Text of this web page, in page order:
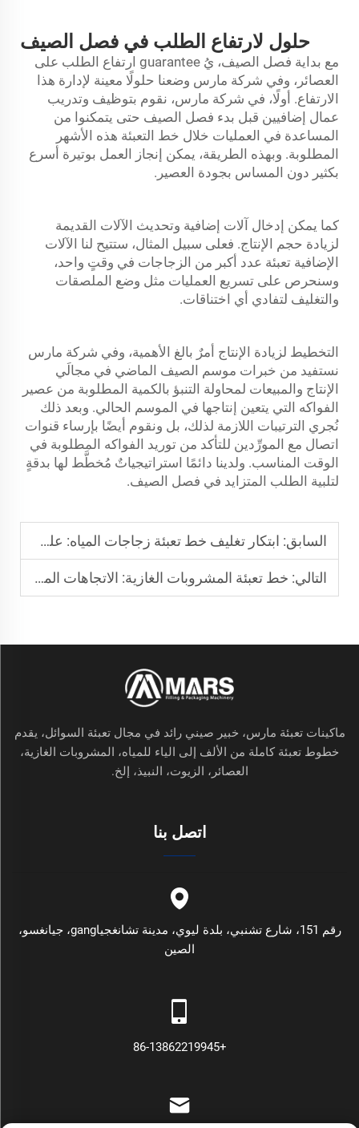
حلول لارتفاع الطلب في فصل الصيف
مع بداية فصل الصيف، يُ guarantee ارتفاع الطلب على
العصائر، وفي شركة مارس وضعنا حلولًا معينة لإدارة هذا
الارتفاع. أولًا، في شركة مارس، نقوم بتوظيف وتدريب
عمال إضافيين قبل بدء فصل الصيف حتى يتمكنوا من
المساعدة في العمليات خلال خط التعبئة هذه الأشهر
المطلوبة. وبهذه الطريقة، يمكن إنجاز العمل بوتيرة أسرع
بكثير دون المساس بجودة العصير.
كما يمكن إدخال آلات إضافية وتحديث الآلات القديمة
لزيادة حجم الإنتاج. فعلى سبيل المثال، ستتيح لنا الآلات
الإضافية تعبئة عدد أكبر من الزجاجات في وقتٍ واحد،
وسنحرص على تسريع العمليات مثل وضع الملصقات
والتغليف لتفادي أي اختناقات.
التخطيط لزيادة الإنتاج أمرٌ بالغ الأهمية، وفي شركة مارس
نستفيد من خبرات موسم الصيف الماضي في مجالَي
الإنتاج والمبيعات لمحاولة التنبؤ بالكمية المطلوبة من عصير
الفواكه التي يتعين إنتاجها في الموسم الحالي. وبعد ذلك
نُجري الترتيبات اللازمة لذلك، بل ونقوم أيضًا بإرساء قنوات
اتصال مع المورِّدين للتأكد من توريد الفواكه المطلوبة في
الوقت المناسب. ولدينا دائمًا استراتيجياتٌ مُخطَّط لها بدقةٍ
لتلبية الطلب المتزايد في فصل الصيف.
السابق: ابتكار تغليف خط تعبئة زجاجات المياه: علب صديقة للبيئة بدلًا من الأغلفة البلاستيكية
التالي: خط تعبئة المشروبات الغازية: الاتجاهات المستقبلية: أنظمة مدعومة بالذكاء الاصطناعي للصيانة التنبؤية
ماكينات تعبئة مارس، خبير صيني رائد في مجال تعبئة السوائل، يقدم
خطوط تعبئة كاملة من الألف إلى الياء للمياه، المشروبات الغازية،
العصائر، الزيوت، النبيذ، إلخ.
اتصل بنا
رقم 151، شارع تشنبي، بلدة ليوي، مدينة تشانغجياgang، جيانغسو،
الصين
+86-13862219945